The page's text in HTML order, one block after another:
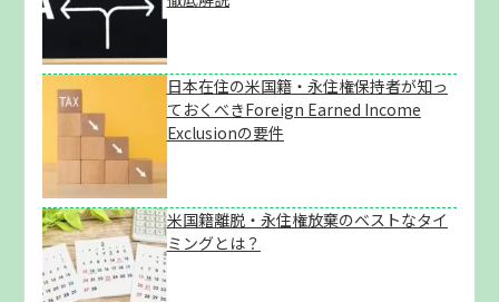
日本在住の米国籍・永住権保持者が知っ
ておくべきForeign Earned Income
Exclusionの要件
米国籍離脱・永住権放棄のベストなタイ
ミングとは？